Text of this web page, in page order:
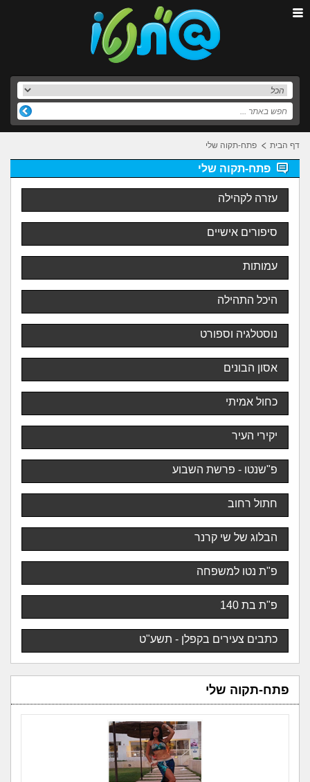
דף הבית פתח-תקוה שלי
פתח-תקוה שלי
עזרה לקהילה
סיפורים אישיים
עמותות
היכל התהילה
נוסטלגיה וספורט
אסון הבונים
כחול אמיתי
יקירי העיר
פ"שנטו - פרשת השבוע
חתול רחוב
הבלוג של שי קרנר
פ"ת נטו למשפחה
פ"ת בת 140
כתבים צעירים בקפלן - תשע"ט
פתח-תקוה שלי